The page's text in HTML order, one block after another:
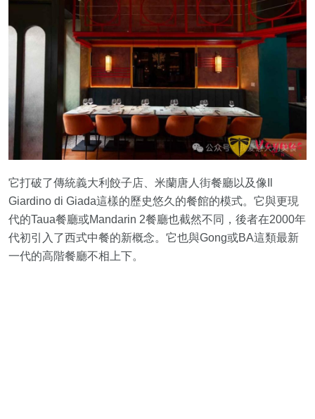
它打破了傳統義大利餃子店、米蘭唐人街餐廳以及像Il
Giardino di Giada這樣的歷史悠久的餐館的模式。它與更現
代的Taua餐廳或Mandarin 2餐廳也截然不同，後者在2000年
代初引入了西式中餐的新概念。它也與Gong或BA這類最新
一代的高階餐廳不相上下。